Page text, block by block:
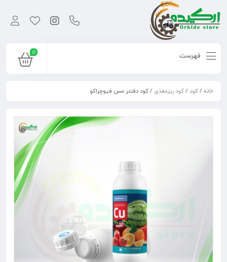
0 فهرست
خانه /کود /کود ریزمغذی / کود دفندر مس فیوچراکو